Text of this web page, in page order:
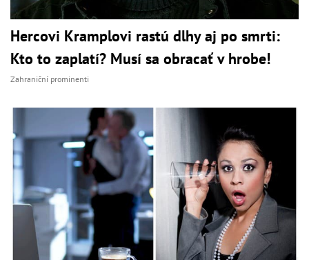
Hercovi Kramplovi rastú dlhy aj po smrti:
Kto to zaplatí? Musí sa obracať v hrobe!
Zahraniční prominenti